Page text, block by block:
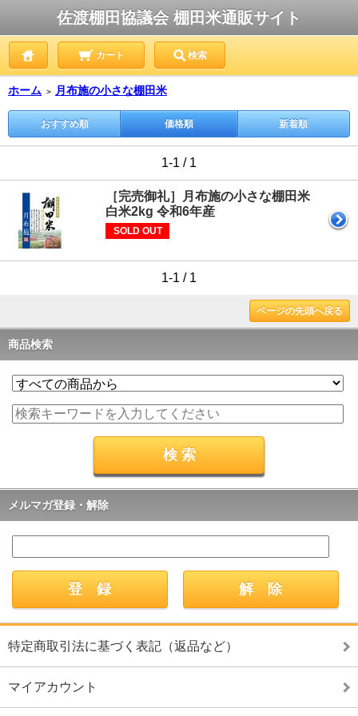
佐渡棚田協議会 棚田米通販サイト
カート 検索
ホーム ＞ 月布施の小さな棚田米
おすすめ順 価格順 新着順
1-1 / 1
［完売御礼］月布施の小さな棚田米
白米2kg 令和6年産
SOLD OUT
1-1 / 1
ページの先頭へ戻る
商品検索
メルマガ登録・解除
特定商取引法に基づく表記（返品など）
マイアカウント